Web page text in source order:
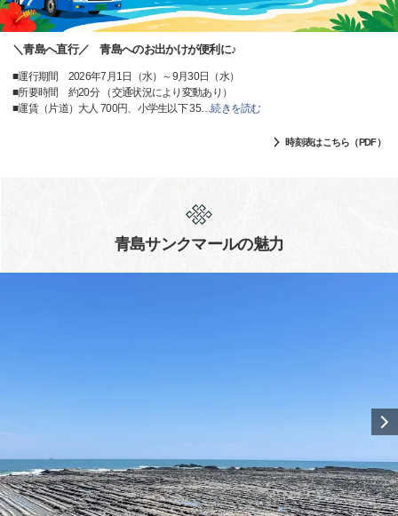
＼青島へ直行／ 青島へのお出かけが便利に♪
■運行期間 2026年7月1日（水）～9月30日（水）
■所要時間 約20分 （交通状況により変動あり）
■運賃（片道）大人 700円、小学生以下 35…続きを読む
時刻表はこちら（PDF）
青島サンクマールの魅力